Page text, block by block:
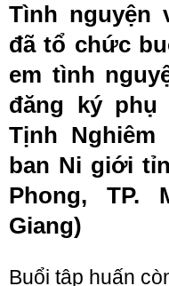
Tình nguyện
đã tổ chức
em tình
đăng ký
Tịnh Nghiêm
ban Ni giới
Phong, TP.
Giang)
Buổi tập huấn